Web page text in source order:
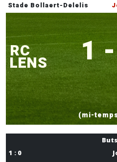
Stade Bollaert-Delelis
RC
LENS 1
(mi-
Buts
1 : 0